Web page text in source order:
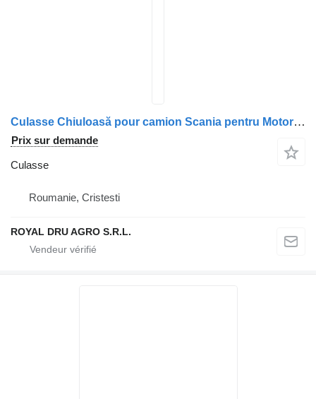
Culasse Chiuloasă pour camion Scania pentru Motor Diesel – Coduri 2294618, 575992, 575989
Prix sur demande
Culasse
Roumanie, Cristesti
ROYAL DRU AGRO S.R.L.